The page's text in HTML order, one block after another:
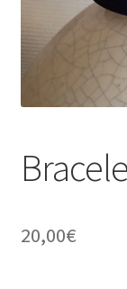
Newsletter
Validation de la
Conditions
20,00€